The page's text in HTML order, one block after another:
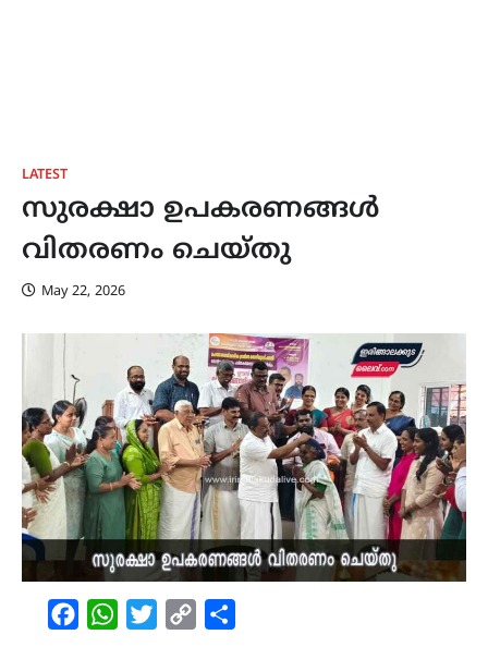
LATEST
സുരക്ഷാ ഉപകരണങ്ങൾ
വിതരണം ചെയ്തു
May 22, 2026
FacebookWhatsAppTwitterCopy